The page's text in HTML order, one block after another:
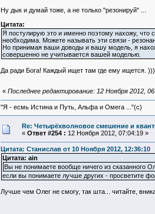
Ну дык и думай тоже, а не только "резонируй" ...
Цитата:
Я постулирую это и именно поэтому нахожу, что
необходима. Можете называть эти связи -
Но принимая ваши доводы и вашу модель, я
совершенно не учитывается вашей моделью.
Да ради Бога! Каждый ищет там где ему ищется. )))
« Последнее редактирование: 12 Ноября 2012,
"Я - есмь Истина и Путь, Альфа и Омега ..."(с)
Re: Четырёхволновое смешение и
« Ответ #254 : 12 Ноября 2012, 07:04:19 »
Цитата: Станислав от 10 Ноября 2012, 12:36:10
Цитата: ain
Вы не понимаете вообще ничего из сказанного
если вы понимаете лучше других - просветите
Лучше чем Олег не смогу, так шта... читайте,